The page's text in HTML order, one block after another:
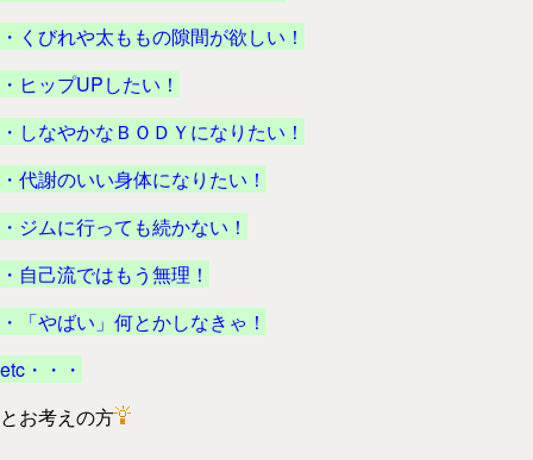
・くびれや太ももの隙間が欲しい！
・ヒップUPしたい！
・しなやかなＢＯＤＹになりたい！
・代謝のいい身体になりたい！
・ジムに行っても続かない！
・自己流ではもう無理！
・「やばい」何とかしなきゃ！
etc・・・
とお考えの方